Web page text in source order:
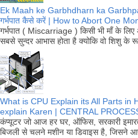
Ek Maah ke Garbhdharn ka
गर्भपात कैसे करें | How to Abort One
गर्भपात ( Miscarriage ) किसी भी माँ के
सबसे सुन्दर आभास होता है क्योकि वो शिशु के
What is CPU Explain its All Parts in
explain Karen | CENTRAL
कंप्यूटर जो आज हर घर, ऑफिस, सरकारी
बिजली से चलने मशीन या डिवाइस है, जिसने